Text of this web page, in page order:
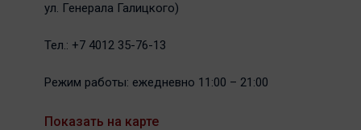
ул. Генерала Галицкого)
Тел.: +7 4012 35-76-13
Режим работы: ежедневно 11:00 – 21:00
Показать на карте